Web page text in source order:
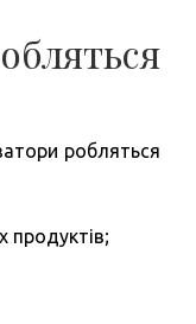
робляться
продуктів;